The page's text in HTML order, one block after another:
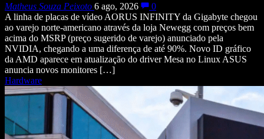
Matheus Souza Peixoto 6 ago, 2026
0
A linha de placas de vídeo AORUS INFINITY da Gigabyte chegou
ao varejo norte-americano através da loja Newegg com preços bem
acima do MSRP (preço sugerido de varejo) anunciado pela
NVIDIA, chegando a uma diferença de até 90%. Novo ID gráfico
da AMD aparece em atualização do driver Mesa no Linux ASUS
anuncia novos monitores […]
Hardware